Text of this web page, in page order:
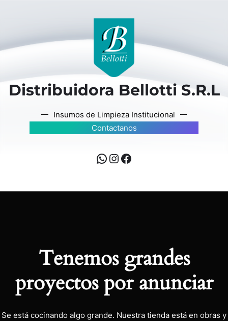
Distribuidora Bellotti S.R.L
Insumos de Limpieza Institucional
Contactanos
Tenemos grandes
proyectos por anunciar
Se está cocinando algo grande. Nuestra tienda está en obras y